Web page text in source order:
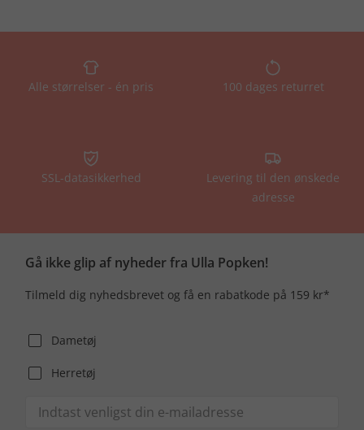
Alle størrelser - én pris 100 dages returret
SSL-datasikkerhed
Levering til den ønskede
adresse
Gå ikke glip af nyheder fra Ulla Popken!
Tilmeld dig nyhedsbrevet og få en rabatkode på 159 kr*
Dametøj
Herretøj